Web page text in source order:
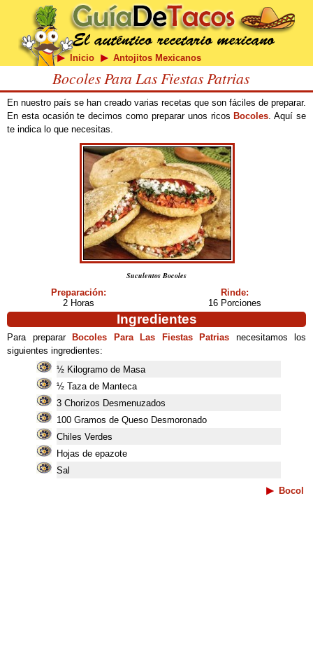
Inicio Antojitos Mexicanos
Bocoles Para Las Fiestas Patrias
En nuestro país se han creado varias recetas que son fáciles de preparar.
En esta ocasión te decimos como preparar unos ricos Bocoles. Aquí se
te indica lo que necesitas.
Suculentos Bocoles
Preparación:
2 Horas
Rinde:
16 Porciones
Ingredientes
Para preparar Bocoles Para Las Fiestas Patrias necesitamos los
siguientes ingredientes:
½ Kilogramo de Masa
½ Taza de Manteca
3 Chorizos Desmenuzados
100 Gramos de Queso Desmoronado
Chiles Verdes
Hojas de epazote
Sal
Bocol